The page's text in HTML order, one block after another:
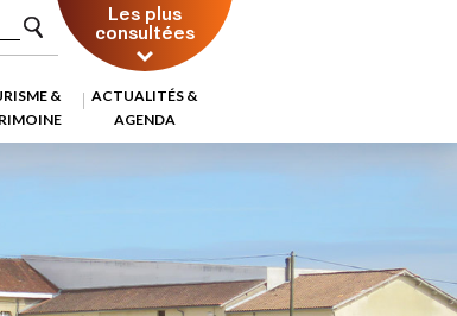
Les plus
consultées
&
ACTUALITÉS &
AGENDA